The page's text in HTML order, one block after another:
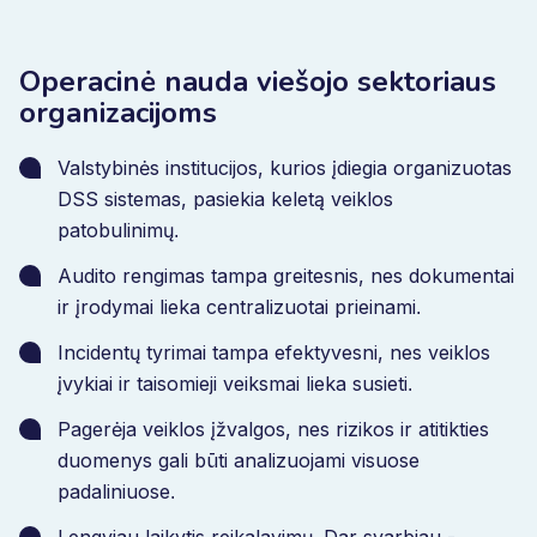
valdymą, didina veiklos skaidrumą ir mažina
administracinį darbo krūvį visose tarnybose.
Operacinė nauda viešojo sektoriaus
organizacijoms
Valstybinės institucijos, kurios įdiegia organizuotas
DSS sistemas, pasiekia keletą veiklos
patobulinimų.
Audito rengimas tampa greitesnis, nes dokumentai
ir įrodymai lieka centralizuotai prieinami.
Incidentų tyrimai tampa efektyvesni, nes veiklos
įvykiai ir taisomieji veiksmai lieka susieti.
Pagerėja veiklos įžvalgos, nes rizikos ir atitikties
duomenys gali būti analizuojami visuose
padaliniuose.